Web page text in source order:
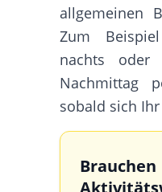
allgemeinen
Zum
nachts oder
Nachmittag
sobald sich